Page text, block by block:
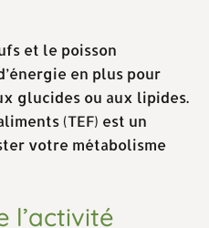
et le poisson
en plus pour
glucides ou aux lipides.
(TEF) est un
votre métabolisme
l’activité